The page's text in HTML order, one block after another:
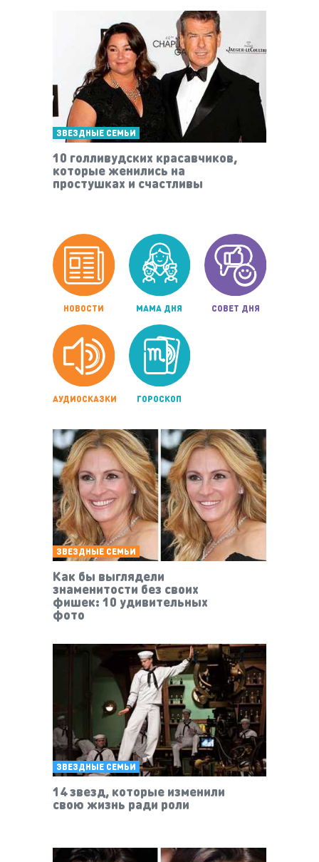
ЗВЕЗДНЫЕ СЕМЬИ
10 голливудских красавчиков,
которые женились на
простушках и счастливы
НОВОСТИ МАМА ДНЯ СОВЕТ ДНЯ
АУДИОСКАЗКИ ГОРОСКОП
ЗВЕЗДНЫЕ СЕМЬИ
Как бы выглядели
знаменитости без своих
фишек: 10 удивительных
фото
ЗВЕЗДНЫЕ СЕМЬИ
14 звезд, которые изменили
свою жизнь ради роли